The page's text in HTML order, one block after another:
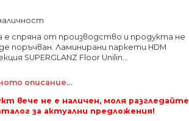
е спряна от производство и продукта не
поръчван. Ламинирани паркети HDM
SUPERGLANZ Floor Unilin...
описание...
вече не е наличен, моля разгледайте
за актуални предложения!